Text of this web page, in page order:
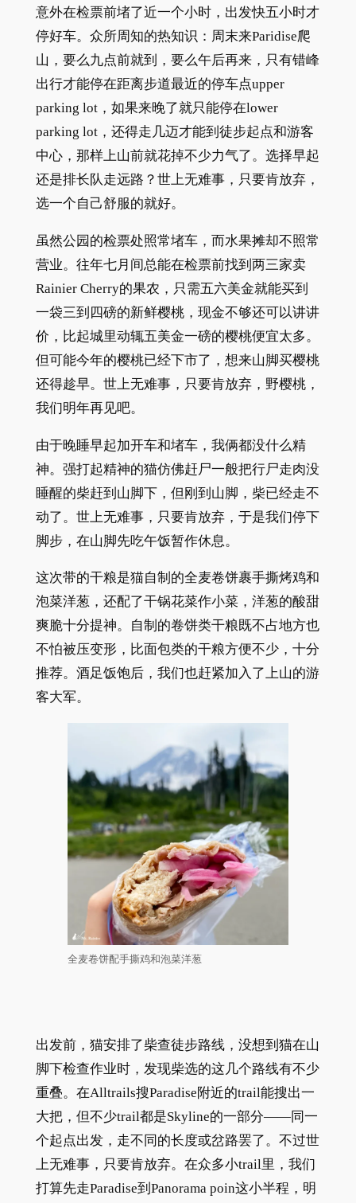
意外在检票前堵了近一个小时，出发快五小时才
停好车。众所周知的热知识：周末来Paridise爬
山，要么九点前就到，要么午后再来，只有错峰
出行才能停在距离步道最近的停车点upper
parking lot，如果来晚了就只能停在lower
parking lot，还得走几迈才能到徒步起点和游客
中心，那样上山前就花掉不少力气了。选择早起
还是排长队走远路？世上无难事，只要肯放弃，
选一个自己舒服的就好。
虽然公园的检票处照常堵车，而水果摊却不照常
营业。往年七月间总能在检票前找到两三家卖
Rainier Cherry的果农，只需五六美金就能买到
一袋三到四磅的新鲜樱桃，现金不够还可以讲讲
价，比起城里动辄五美金一磅的樱桃便宜太多。
但可能今年的樱桃已经下市了，想来山脚买樱桃
还得趁早。世上无难事，只要肯放弃，野樱桃，
我们明年再见吧。
由于晚睡早起加开车和堵车，我俩都没什么精
神。强打起精神的猫仿佛赶尸一般把行尸走肉没
睡醒的柴赶到山脚下，但刚到山脚，柴已经走不
动了。世上无难事，只要肯放弃，于是我们停下
脚步，在山脚先吃午饭暂作休息。
这次带的干粮是猫自制的全麦卷饼裹手撕烤鸡和
泡菜洋葱，还配了干锅花菜作小菜，洋葱的酸甜
爽脆十分提神。自制的卷饼类干粮既不占地方也
不怕被压变形，比面包类的干粮方便不少，十分
推荐。酒足饭饱后，我们也赶紧加入了上山的游
客大军。
全麦卷饼配手撕鸡和泡菜洋葱
出发前，猫安排了柴查徒步路线，没想到猫在山
脚下检查作业时，发现柴选的这几个路线有不少
重叠。在Alltrails搜Paradise附近的trail能搜出一
大把，但不少trail都是Skyline的一部分——同一
个起点出发，走不同的长度或岔路罢了。不过世
上无难事，只要肯放弃。在众多小trail里，我们
打算先走Paradise到Panorama poin这小半程，明